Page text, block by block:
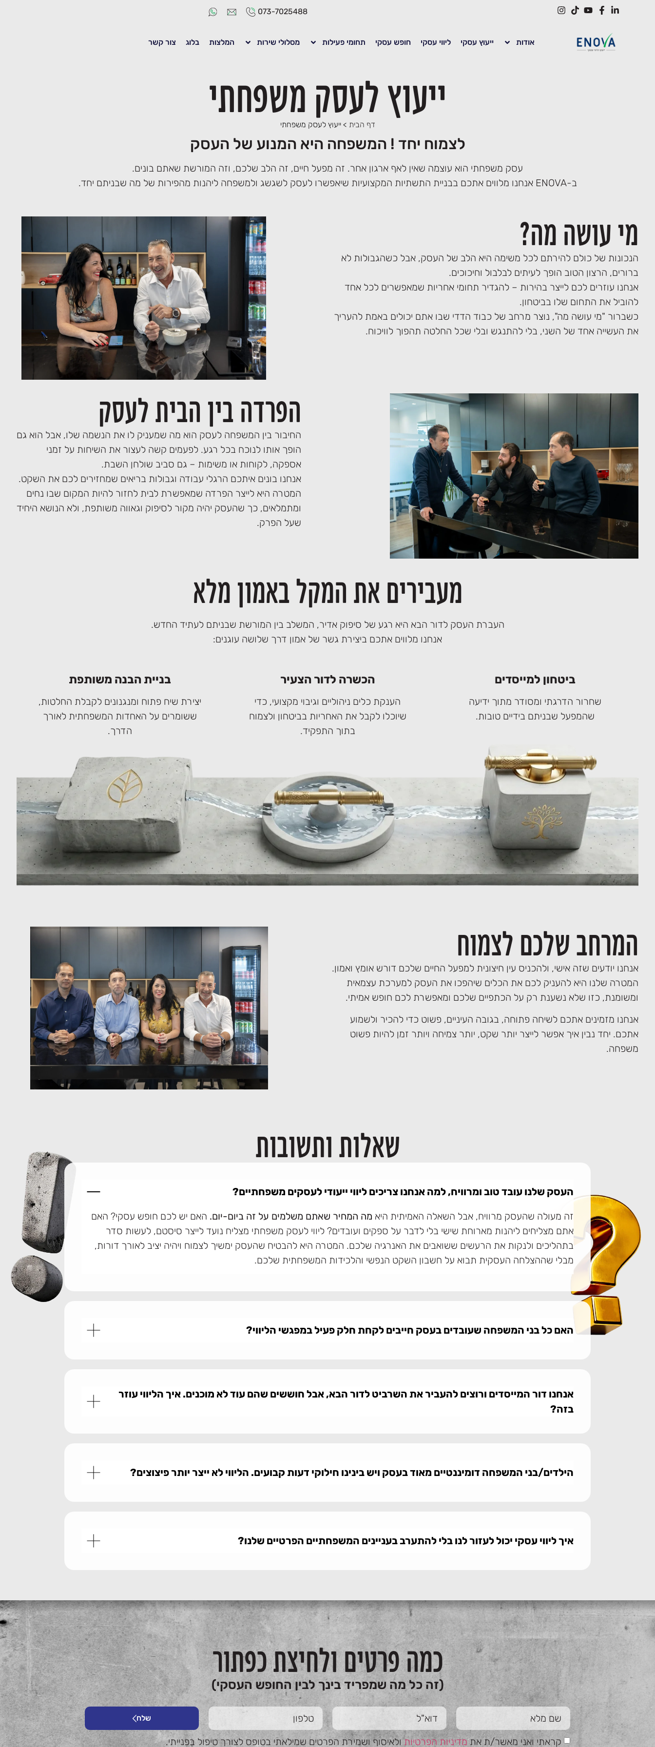
073-7025488
אודות ייעוץ עסקי ליווי עסקי חופש עסקי תחומי פעילות מסלולי שירות המלצות בלוג צור קשר
ייעוץ לעסק משפחתי
דף הבית >ייעוץ לעסק משפחתי
לצמוח יחד ! המשפחה היא המנוע של העסק
עסק משפחתי הוא עוצמה שאין לאף ארגון אחר. זה מפעל חיים, זה הלב שלכם, וזה המורשת שאתם בונים.
ב-ENOVA אנחנו מלווים אתכם בבניית התשתיות המקצועיות שיאפשרו לעסק לשגשג ולמשפחה ליהנות מהפירות של מה שבניתם יחד.
מי עושה מה?
הנכונות של כולם להירתם לכל משימה היא הלב של העסק, אבל כשהגבולות לא
ברורים, הרצון הטוב הופך לעיתים לבלבול וחיכוכים.
אנחנו עוזרים לכם לייצר בהירות – להגדיר תחומי אחריות שמאפשרים לכל אחד
להוביל את התחום שלו בביטחון.
כשברור "מי עושה מה", נוצר מרחב של כבוד הדדי שבו אתם יכולים באמת להעריך
את העשייה אחד של השני, בלי להתנגש ובלי שכל החלטה תהפוך לוויכוח.
הפרדה בין הבית לעסק
החיבור בין המשפחה לעסק הוא מה שמעניק לו את הנשמה שלו, אבל הוא גם
הופך אותו לנוכח בכל רגע. לפעמים קשה לעצור את השיחות על זמני
אספקה, לקוחות או משימות – גם סביב שולחן השבת.
אנחנו בונים איתכם הרגלי עבודה וגבולות בריאים שמחזירים לכם את השקט.
המטרה היא לייצר הפרדה שמאפשרת לבית לחזור להיות המקום שבו נחים
ומתמלאים, כך שהעסק יהיה מקור לסיפוק וגאווה משותפת, ולא הנושא היחיד
שעל הפרק.
מעבירים את המקל באמון מלא
העברת העסק לדור הבא היא רגע של סיפוק אדיר, המשלב בין המורשת שבניתם לעתיד החדש.
אנחנו מלווים אתכם ביצירת גשר של אמון דרך שלושה עוגנים:
ביטחון למייסדים
שחרור הדרגתי ומסודר מתוך ידיעה
שהמפעל שבניתם בידיים טובות.
הכשרה לדור הצעיר
הענקת כלים ניהוליים וגיבוי מקצועי, כדי
שיוכלו לקבל את האחריות בביטחון ולצמוח
בתוך התפקיד.
בניית הבנה משותפת
יצירת שיח פתוח ומנגנונים לקבלת החלטות,
ששומרים על האחדות המשפחתית לאורך
הדרך.
המרחב שלכם לצמוח
אנחנו יודעים שזה אישי, ולהכניס עין חיצונית למפעל החיים שלכם דורש אומץ ואמון.
המטרה שלנו היא להעניק לכם את הכלים שיהפכו את העסק למערכת עצמאית
ומשומנת, כזו שלא נשענת רק על הכתפיים שלכם ומאפשרת לכם חופש אמיתי.
אנחנו מזמינים אתכם לשיחה פתוחה, בגובה העיניים, פשוט כדי להכיר ולשמוע
אתכם. יחד נבין איך אפשר לייצר יותר שקט, יותר צמיחה ויותר זמן להיות פשוט
משפחה.
שאלות ותשובות
העסק שלנו עובד טוב ומרוויח, למה אנחנו צריכים ליווי ייעודי לעסקים משפחתיים?
זה מעולה שהעסק מרוויח, אבל השאלה האמיתית היא מה המחיר שאתם משלמים על זה ביום-יום. האם יש לכם חופש עסקי? האם
אתם מצליחים ליהנות מארוחת שישי בלי לדבר על ספקים ועובדים? ליווי לעסק משפחתי מצליח נועד לייצר סיסטם, לעשות סדר
בתהליכים ולנקות את הרעשים ששואבים את האנרגיה שלכם. המטרה היא להבטיח שהעסק ימשיך לצמוח ויהיה יציב לאורך דורות,
מבלי שההצלחה העסקית תבוא על חשבון השקט הנפשי והלכידות המשפחתית שלכם.
האם כל בני המשפחה שעובדים בעסק חייבים לקחת חלק פעיל במפגשי הליווי?
אנחנו דור המייסדים ורוצים להעביר את השרביט לדור הבא, אבל חוששים שהם עוד לא מוכנים. איך הליווי עוזר
בזה?
הילדים/בני המשפחה דומיננטיים מאוד בעסק ויש בינינו חילוקי דעות קבועים. הליווי לא ייצר יותר פיצוצים?
איך ליווי עסקי יכול לעזור לנו בלי להתערב בעניינים המשפחתיים הפרטיים שלנו?
כמה פרטים ולחיצת כפתור
(זה כל מה שמפריד בינך לבין החופש העסקי)
קראתי ואני מאשר/ת אתמדיניות הפרטיותולאיסוף ושמירת הפרטים שמילאתי בטופס לצורך טיפול בפנייתי.
שלח